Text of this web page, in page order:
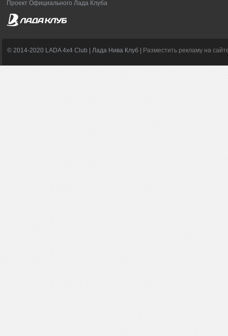
Проект Официального Лада Клуба
© 2014-2020 LADA 4x4 Club | Лада Нива Клуб | Разместить рекламу на